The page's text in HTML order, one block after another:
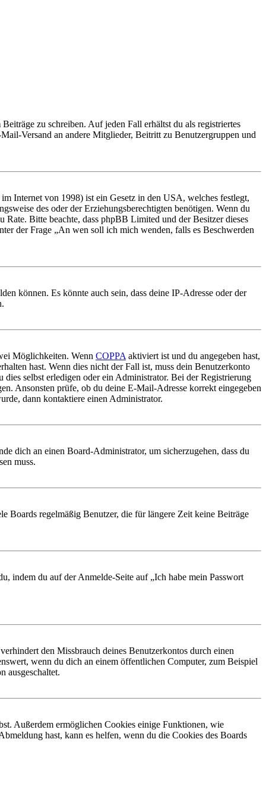
zu schreiben. Auf jeden Fall erhältst du als registriertes
Versand an andere Mitglieder, Beitritt zu Benutzergruppen und
Internet von 1998) ist ein Gesetz in den USA, welches festlegt,
des oder der Erziehungsberechtigten benötigen. Wenn du
Bitte beachte, dass phpBB Limited und der Besitzer dieses
der Frage „An wen soll ich mich wenden, falls es Beschwerden
können. Es könnte auch sein, dass deine IP-Adresse oder der
Möglichkeiten. Wenn COPPA aktiviert ist und du angegeben hast,
hast. Wenn dies nicht der Fall ist, muss dein Benutzerkonto
selbst erledigen oder ein Administrator. Bei der Registrierung
Ansonsten prüfe, ob du deine E-Mail-Adresse korrekt eingegeben
dann kontaktiere einen Administrator.
dich an einen Board-Administrator, um sicherzugehen, dass du
muss.
Boards regelmäßig Benutzer, die für längere Zeit keine Beiträge
indem du auf der Anmelde-Seite auf „Ich habe mein Passwort
den Missbrauch deines Benutzerkontos durch einen
wenn du dich an einem öffentlichen Computer, zum Beispiel
ausgeschaltet.
Außerdem ermöglichen Cookies einige Funktionen, wie
hast, kann es helfen, wenn du die Cookies des Boards